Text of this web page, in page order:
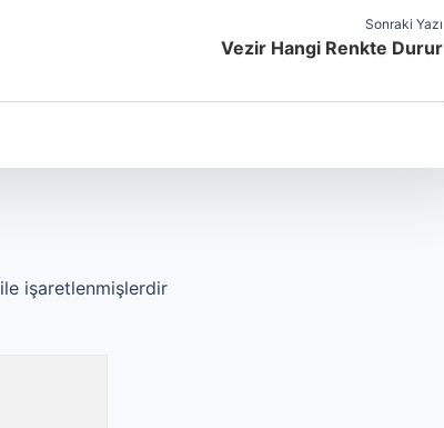
Sonraki Yazı
Vezir Hangi Renkte Durur
ile işaretlenmişlerdir